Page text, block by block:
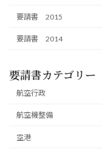
要請書 2015
要請書 2014
要請書カテゴリー
航空行政
航空機整備
空港